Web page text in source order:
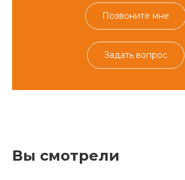
Позвоните мне
Задать вопрос
Вы смотрели